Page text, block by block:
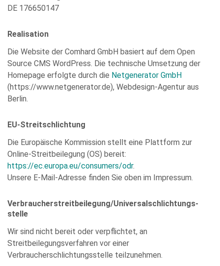
DE 176650147
Realisation
Die Website der Comhard GmbH basiert auf dem Open
Source CMS WordPress. Die technische Umsetzung der
Homepage erfolgte durch die Netgenerator GmbH
(https://www.netgenerator.de), Webdesign-Agentur aus
Berlin.
EU-Streitschlichtung
Die Europäische Kommission stellt eine Plattform zur
Online-Streitbeilegung (OS) bereit:
https://ec.europa.eu/consumers/odr.
Unsere E-Mail-Adresse finden Sie oben im Impressum.
Verbraucher­streit­beilegung/Universal­schlichtungs­
stelle
Wir sind nicht bereit oder verpflichtet, an
Streitbeilegungsverfahren vor einer
Verbraucherschlichtungsstelle teilzunehmen.
alle
aus.
Please
leave
this
empty.
Die Datenschutzerklärung habe ich zur Kenntnis genommen
und stimme der elektronischen Erhebung und Speicherung
meiner Angaben sowie Daten für den Zweck der Beantwortung
meiner Anfrage zu. Bitte beachten Sie: Diese Einwilligung
Diese Website ist durch reCAPTCHA geschützt und es gelten die
Datenschutzbestimmungen